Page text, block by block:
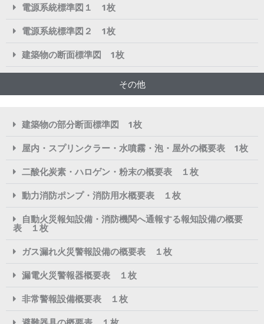
電源系統標準図１ 1枚
電源系統標準図２ 1枚
建築物の断面標準図 1枚
その他
建築物の部分断面標準図 1枚
屋内・スプリンクラー・水噴霧・泡・屋外の概要表 1枚
二酸化炭素・ハロゲン・粉末の概要表 １枚
動力消防ポンプ・消防用水概要表 １枚
自動火災報知設備・消防機関へ通報する報知設備の概要
表 １枚
ガス漏れ火災警報設備の概要表 １枚
漏電火災警報器概要表 １枚
非常警報設備概要表 １枚